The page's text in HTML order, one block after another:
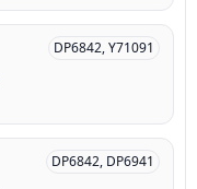
DP6842, Y71091
DP6842, DP6941